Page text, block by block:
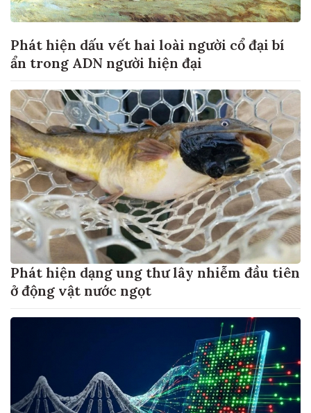
Phát hiện dấu vết hai loài người cổ đại bí
ẩn trong ADN người hiện đại
Phát hiện dạng ung thư lây nhiễm đầu tiên
ở động vật nước ngọt